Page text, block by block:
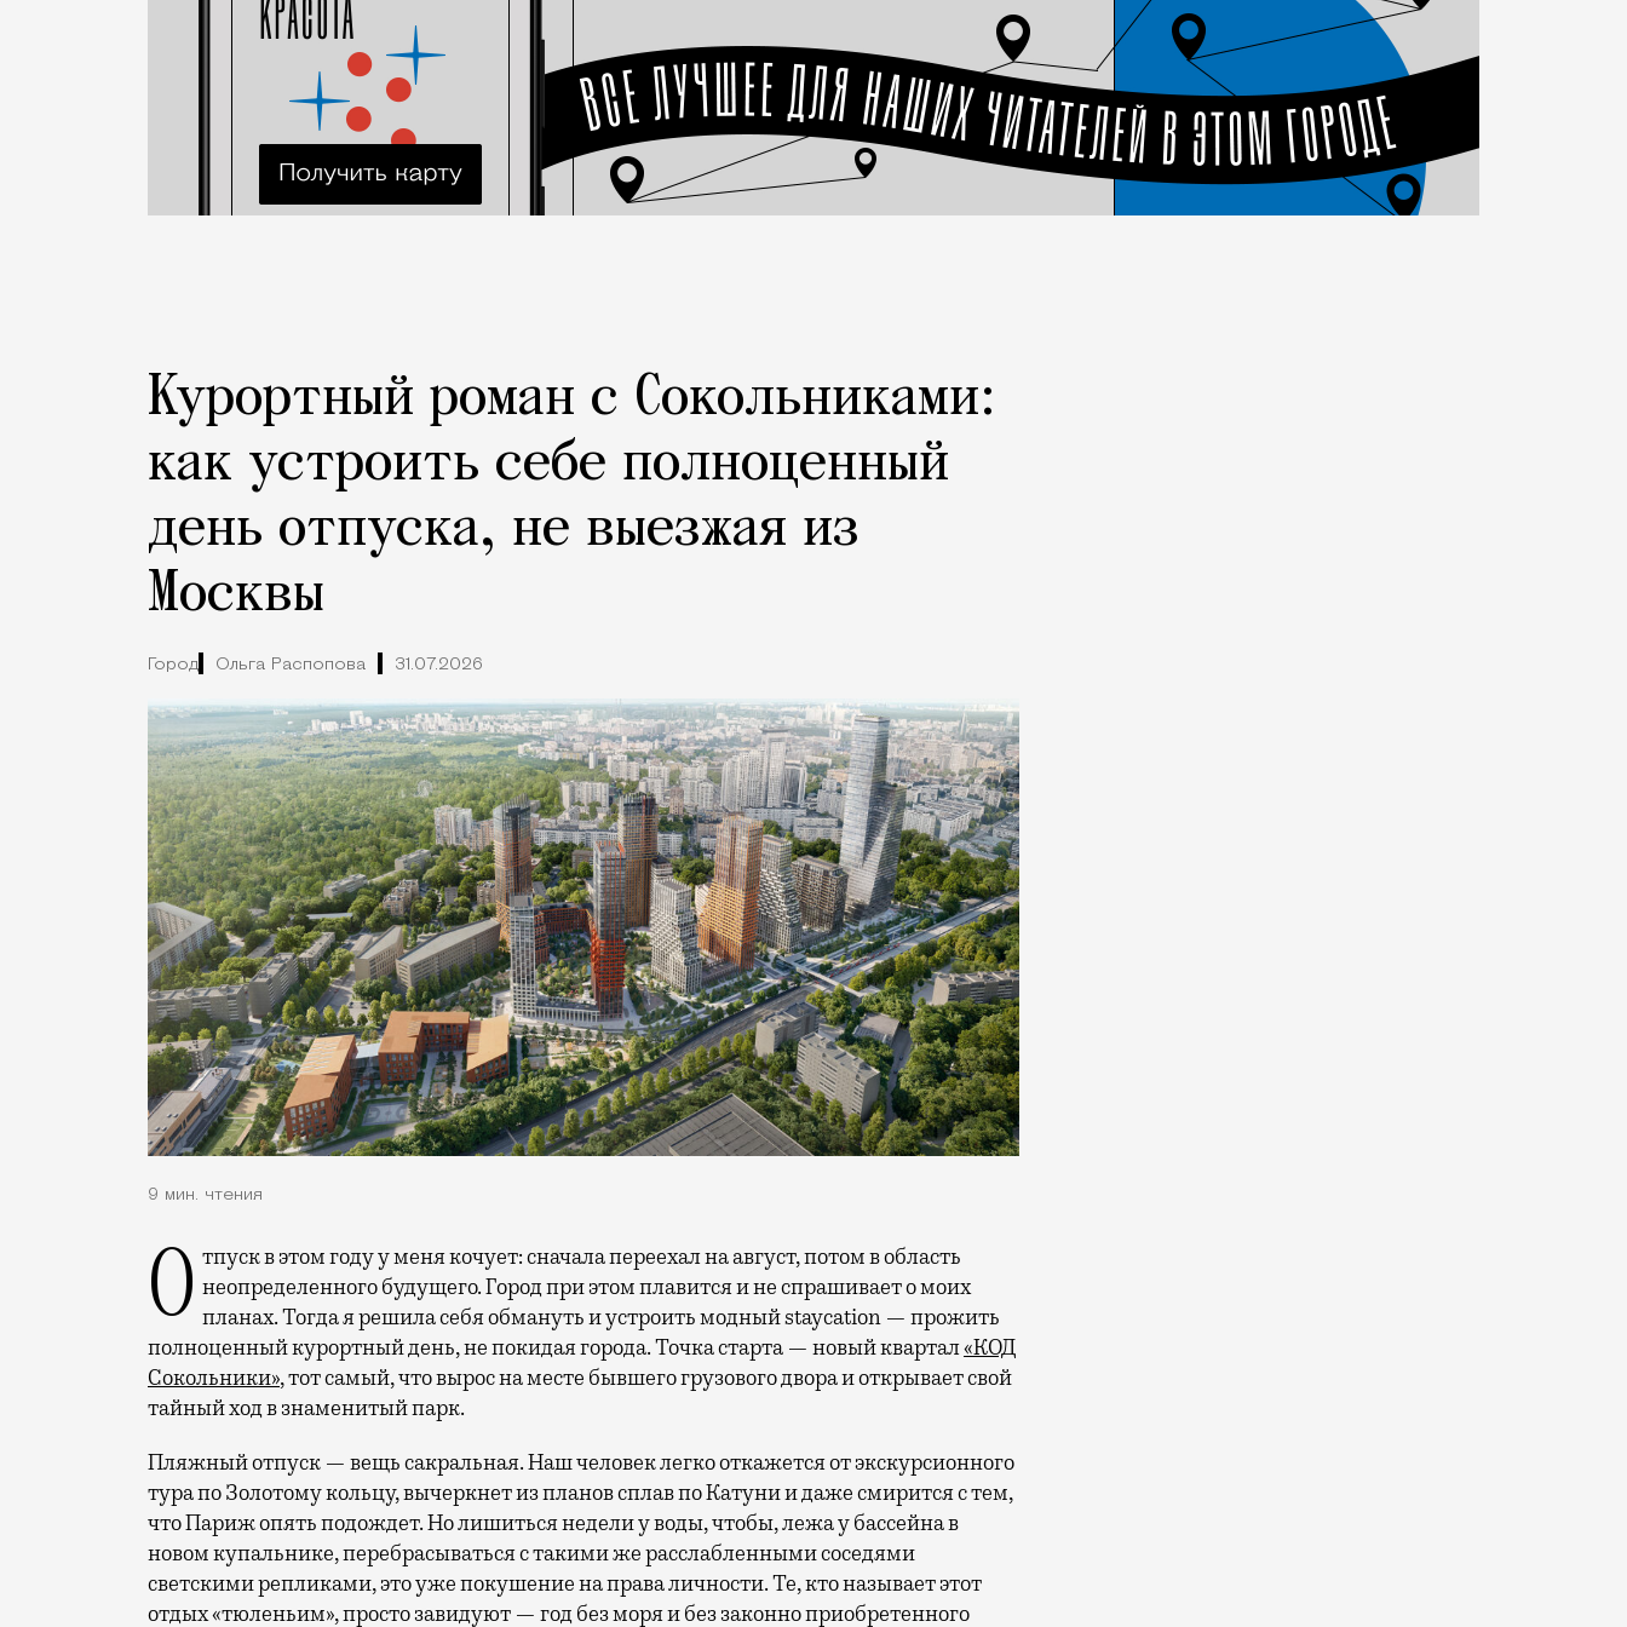
Курортный роман с Сокольниками:
как устроить себе полноценный
день отпуска, не выезжая из
Москвы
Город Ольга Распопова 31.07.2026
9 мин. чтения
Отпуск в этом году у меня кочует: сначала переехал на август, потом в область неопределенного будущего. Город при этом плавится и не спрашивает о моих
планах. Тогда я решила себя обмануть и устроить модный staycation — прожить
полноценный курортный день, не покидая города. Точка старта — новый квартал«КОД
Сокольники», тот самый, что вырос на месте бывшего грузового двора и открывает свой
тайный ход в знаменитый парк.
Пляжный отпуск — вещь сакральная. Наш человек легко откажется от экскурсионного
тура по Золотому кольцу, вычеркнет из планов сплав по Катуни и даже смирится с тем,
что Париж опять подождет. Но лишиться недели у воды, чтобы, лежа у бассейна в
новом купальнике, перебрасываться с такими же расслабленными соседями
светскими репликами, это уже покушение на права личности. Те, кто называет этот
отдых «тюленьим», просто завидуют — год без моря и без законно приобретенного